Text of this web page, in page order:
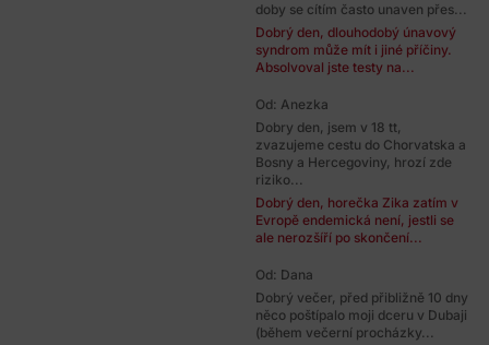
doby se cítím často unaven přes...
Dobrý den, dlouhodobý únavový
syndrom může mít i jiné příčiny.
Absolvoval jste testy na...
Od: Anezka
Dobry den, jsem v 18 tt,
zvazujeme cestu do Chorvatska a
Bosny a Hercegoviny, hrozí zde
riziko...
Dobrý den, horečka Zika zatím v
Evropě endemická není, jestli se
ale nerozšíří po skončení...
Od: Dana
Dobrý večer, před přibližně 10 dny
něco poštípalo moji dceru v Dubaji
(během večerní procházky...